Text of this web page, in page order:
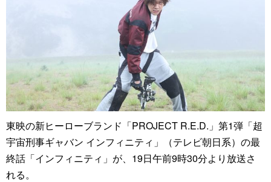
東映の新ヒーローブランド「PROJECT R.E.D.」第1弾「超
宇宙刑事ギャバン インフィニティ」（テレビ朝日系）の最
終話「インフィニティ」が、19日午前9時30分より放送さ
れる。